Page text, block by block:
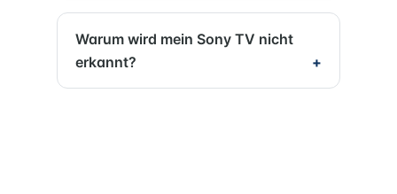
Warum wird mein Sony TV nicht
erkannt?